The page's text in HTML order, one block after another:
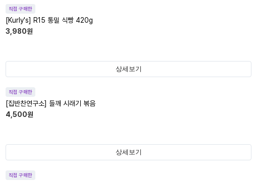
직접 구매한
[Kurly's] R15 통밀 식빵 420g
3,980원
상세보기
직접 구매한
[집반찬연구소] 들깨 시래기 볶음
4,500원
상세보기
직접 구매한